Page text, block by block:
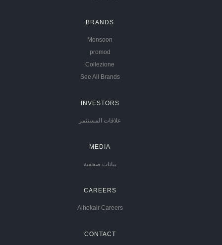
BRANDS
Monsoon
promod
Collezione
See All Brands
INVESTORS
علاقات المستثمر
MEDIA
بيانات صحفية
CAREERS
Alhokair Careers
CONTACT